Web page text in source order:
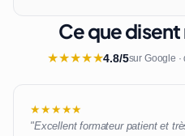
Ce que
★★★★★4.8/5sur Google
★★★★★
"Excellent formateur patient et